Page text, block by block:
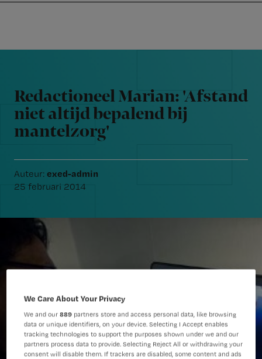
navigation
content
Nursing
Redactioneel Marian: 'Afstand
niet altijd bepalend bij
mantelzorg'
Auteur: exed-admin
25 februari 2014
We Care About Your Privacy
We and our889 partners store and access personal data, like browsing
data or unique identifiers, on your device. Selecting I Accept enables
tracking technologies to support the purposes shown under we and our
partners process data to provide. Selecting Reject All or withdrawing your
consent will disable them. If trackers are disabled, some content and ads